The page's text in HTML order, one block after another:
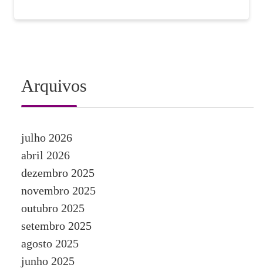
Arquivos
julho 2026
abril 2026
dezembro 2025
novembro 2025
outubro 2025
setembro 2025
agosto 2025
junho 2025